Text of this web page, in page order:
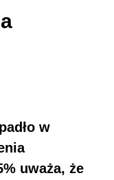
w
uważa, że